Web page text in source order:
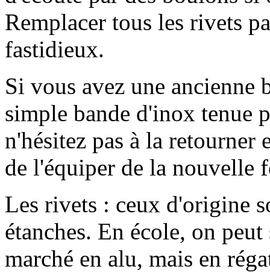
Remplacer tous les rivets
fastidieux.
Si vous avez une ancienne
simple bande d'inox tenue
n'hésitez pas à la retourner
de l'équiper de la
Les rivets : ceux d'origine
étanches. En école, on
marché en alu, mais en